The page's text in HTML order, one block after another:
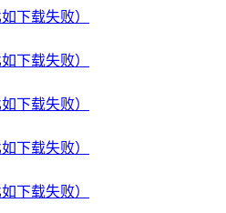
下载失败）
下载失败）
下载失败）
下载失败）
下载失败）